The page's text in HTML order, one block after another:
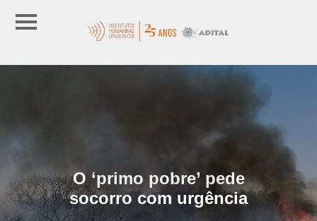
O ‘primo pobre’ pede
socorro com urgência